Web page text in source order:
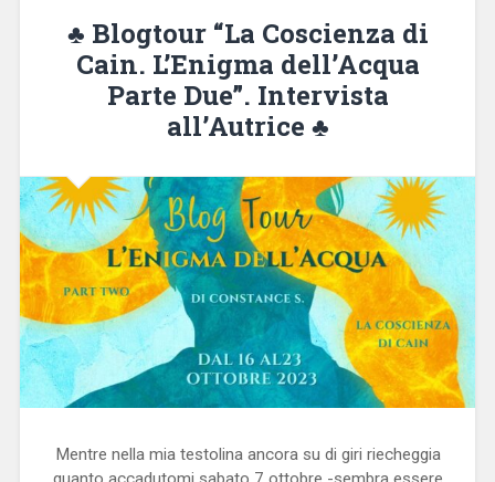
♣ Blogtour “La Coscienza di
Cain. L’Enigma dell’Acqua
Parte Due”. Intervista
all’Autrice ♣
Mentre nella mia testolina ancora su di giri riecheggia